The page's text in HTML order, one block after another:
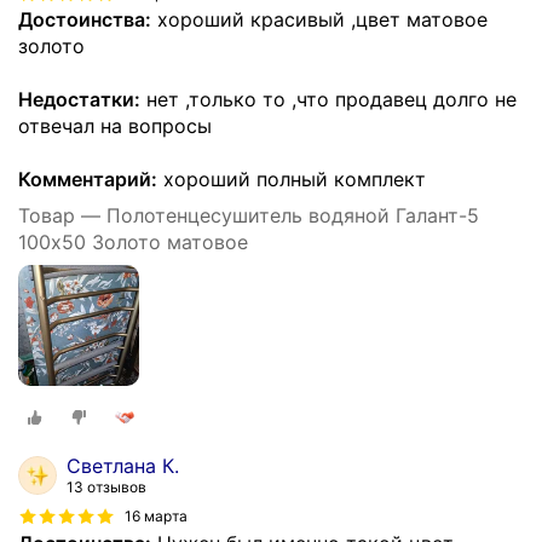
Достоинства: хороший красивый ,цвет матовое
золото
Недостатки: нет ,только то ,что продавец долго не
отвечал на вопросы
Комментарий: хороший полный комплект
Товар — Полотенцесушитель водяной Галант-5
100х50 Золото матовое
Светлана К.
13 отзывов
16 марта